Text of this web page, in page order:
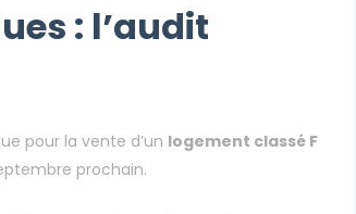
: l’audit
pour la vente d’un logement classé F
prochain.